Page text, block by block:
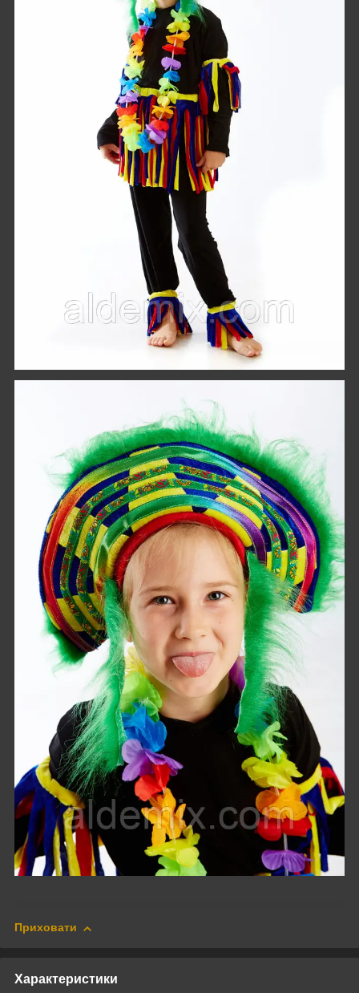
Приховати
Характеристики